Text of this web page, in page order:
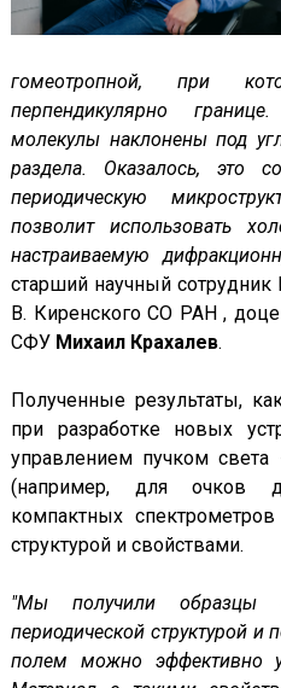
гомеотропной, при
перпендикулярно
молекулы наклонены под
раздела. Оказалось, это
периодическую
позволит использовать
настраиваемую
старший научный
В. Киренского СО РАН ,
СФУ Михаил Крахалев.
Полученные результаты,
при разработке новых
управлением пучком
(например, для очков
компактных
структурой и свойствами.
"Мы получили образцы
периодической структурой и
полем можно эффективно